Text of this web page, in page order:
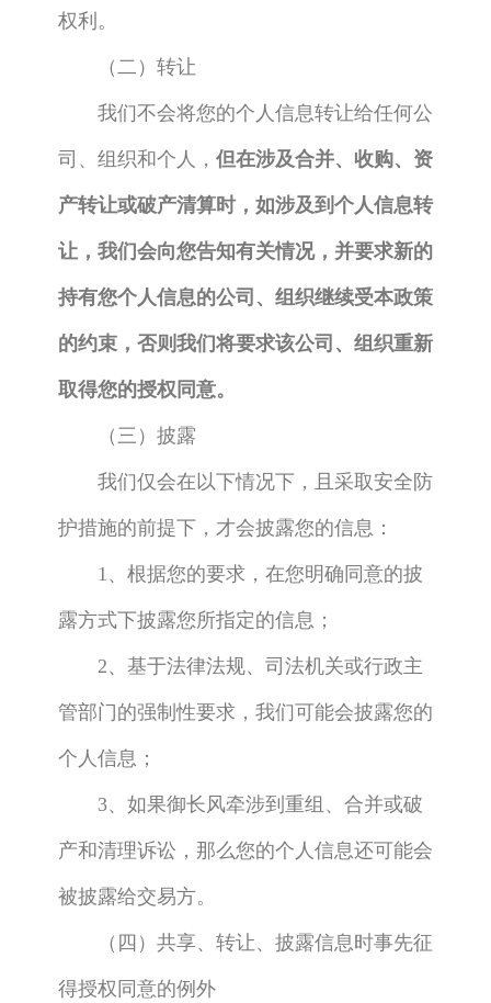
权利。
（二）转让
我们不会将您的个人信息转让给任何公
司、组织和个人， 但在涉及合并、收购、资
产转让或破产清算时，如涉及到个人信息转
让，我们会向您告知有关情况，并要求新的
持有您个人信息的公司、组织继续受本政策
的约束，否则我们将要求该公司、组织重新
取得您的授权同意。
（三）披露
我们仅会在以下情况下，且采取安全防
护措施的前提下，才会披露您的信息：
1、根据您的要求，在您明确同意的披
露方式下披露您所指定的信息；
2、基于法律法规、司法机关或行政主
管部门的强制性要求，我们可能会披露您的
个人信息；
3、如果御长风牵涉到重组、合并或破
产和清理诉讼，那么您的个人信息还可能会
被披露给交易方。
（四）共享、转让、披露信息时事先征
得授权同意的例外